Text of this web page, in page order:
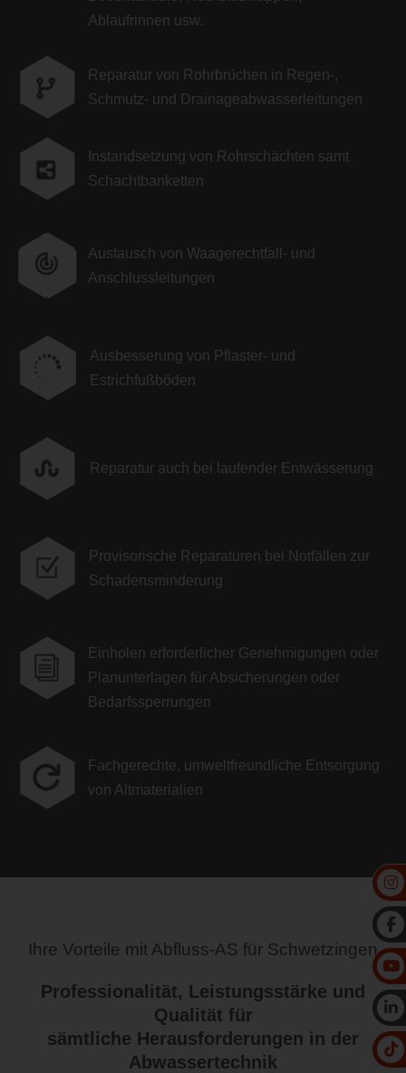
Ablaufrinnen usw.
Reparatur von Rohrbrüchen in Regen-,
Schmutz- und Drainageabwasserleitungen
Instandsetzung von Rohrschächten samt
Schachtbanketten
Austausch von Waagerechtfall- und
Anschlussleitungen

Ausbesserung von Pflaster- und
Estrichfußböden
 Reparatur auch bei laufender Entwässerung
Z
Provisorische Reparaturen bei Notfällen zur
Schadensminderung
i
Einholen erforderlicher Genehmigungen oder
Planunterlagen für Absicherungen oder
Bedarfssperrungen

Fachgerechte, umweltfreundliche Entsorgung
von Altmaterialien
Ihre Vorteile mit Abfluss-AS für Schwetzingen
Professionalität, Leistungsstärke und
Qualität für
sämtliche Herausforderungen in der
Abwassertechnik